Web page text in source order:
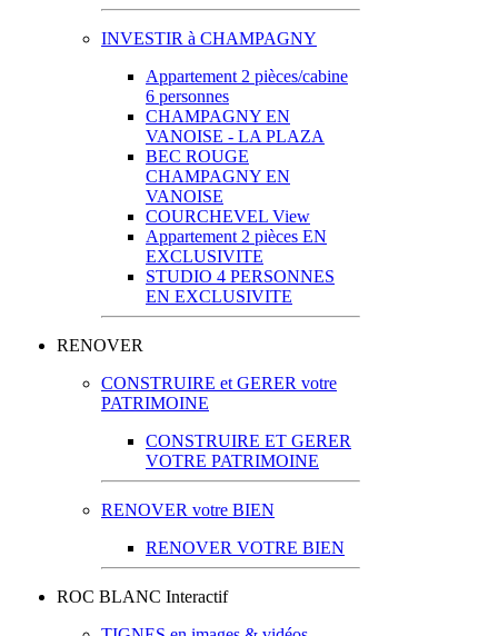
INVESTIR à CHAMPAGNY
Appartement 2 pièces/cabine
6 personnes
CHAMPAGNY EN
VANOISE - LA PLAZA
BEC ROUGE
CHAMPAGNY EN
VANOISE
COURCHEVEL View
Appartement 2 pièces EN
EXCLUSIVITE
STUDIO 4 PERSONNES
EN EXCLUSIVITE
RENOVER
CONSTRUIRE et GERER votre
PATRIMOINE
CONSTRUIRE ET GERER
VOTRE PATRIMOINE
RENOVER votre BIEN
RENOVER VOTRE BIEN
ROC BLANC Interactif